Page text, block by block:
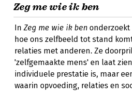
Zeg me wie ik ben
In Zeg me wie ik ben onderzoekt
hoe ons zelfbeeld tot stand
relaties met anderen. Ze
'zelfgemaakte mens' en laat
individuele prestatie is, maar
waarin opvoeding, relaties en